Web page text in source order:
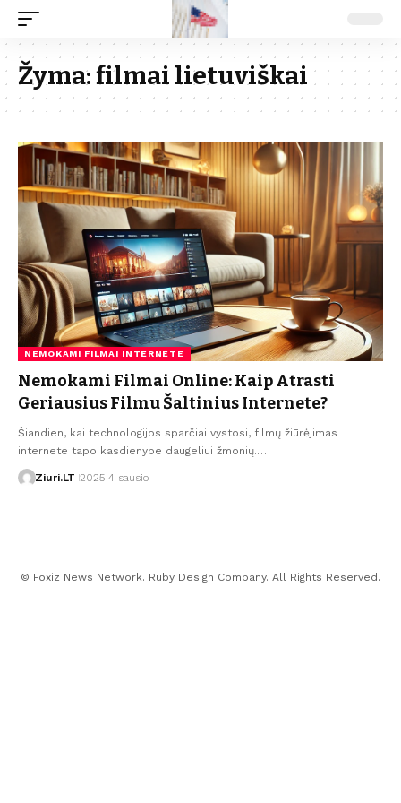
Žyma:filmai lietuviškai
NEMOKAMI FILMAI INTERNETE
Nemokami Filmai Online: Kaip Atrasti
Geriausius Filmu Šaltinius Internete?
Šiandien, kai technologijos sparčiai vystosi, filmų žiūrėjimas
internete tapo kasdienybe daugeliui žmonių.…
Ziuri.LT 2025 4 sausio
© Foxiz News Network. Ruby Design Company. All Rights Reserved.